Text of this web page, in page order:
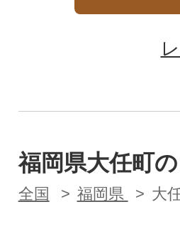
福岡県大任町
全国 福岡県 大